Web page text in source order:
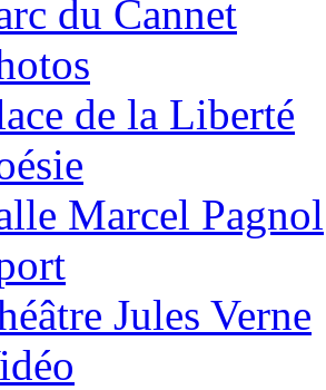
du Cannet
de la Liberté
Marcel Pagnol
Jules Verne